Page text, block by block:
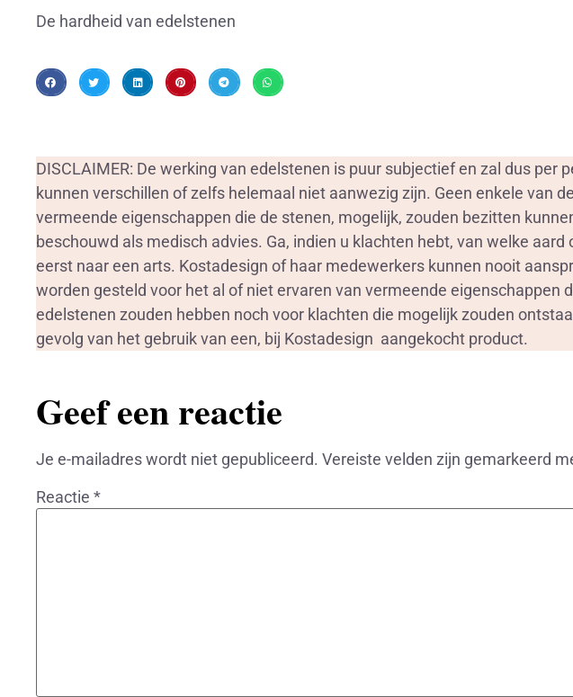
De hardheid van edelstenen
DISCLAIMER: De werking van edelstenen is puur subjectief en zal dus per
kunnen verschillen of zelfs helemaal niet aanwezig zijn. Geen enkele van de
vermeende eigenschappen die de stenen, mogelijk, zouden bezitten
beschouwd als medisch advies. Ga, indien u klachten hebt, van welke aard
eerst naar een arts. Kostadesign of haar medewerkers kunnen nooit
worden gesteld voor het al of niet ervaren van vermeende eigenschappen
edelstenen zouden hebben noch voor klachten die mogelijk zouden
gevolg van het gebruik van een, bij Kostadesign aangekocht product.
Geef een reactie
Je e-mailadres wordt niet gepubliceerd. Vereiste velden zijn gemarkeerd
Reactie *